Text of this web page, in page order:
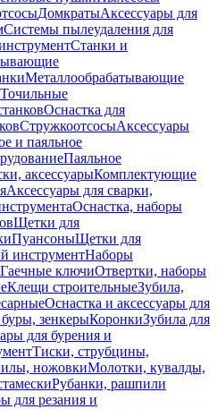
ДомкратыАксессуары для
Системы пылеудаления для
Станки и
Металлообрабатывающие
Точильные
Оснастка для
СтружкоотсосыАксессуары
и паяльное
Паяльное
аксессуарыКомплектующие
Аксессуары для сварки,
Оснастка, наборы
Щетки для
ПуансоныЩетки для
инструментНаборы
Гаечные ключиОтвертки, наборы
Клещи строительныеЗубила,
Оснастка и аксессуары для
зенкерыКоронкиЗубила для
для бурения и
Тиски, струбцины,
ножовкиМолотки, кувалды,
Рубанки, рашпили
для резания и